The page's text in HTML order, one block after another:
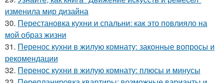
изменила мир дизайна
30. Перестановка кухни и спальни: как это повлияло на
мой образ жизни
31. Перенос кухни в жилую комнату: законные вопросы и
рекомендации
32. Перенос кухни в жилую комнату: плюсы и минусы